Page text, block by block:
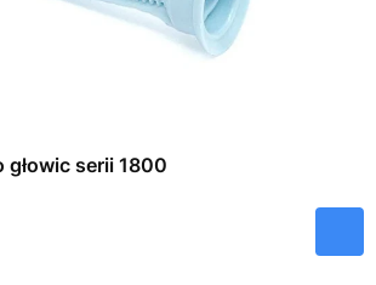
serii 1800